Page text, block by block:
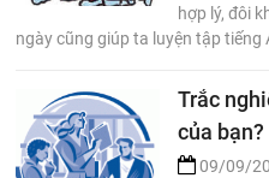
hợp lý, đôi
ngày cũng giúp ta luyện tập tiếng
Trắc
của bạn?
09/09/